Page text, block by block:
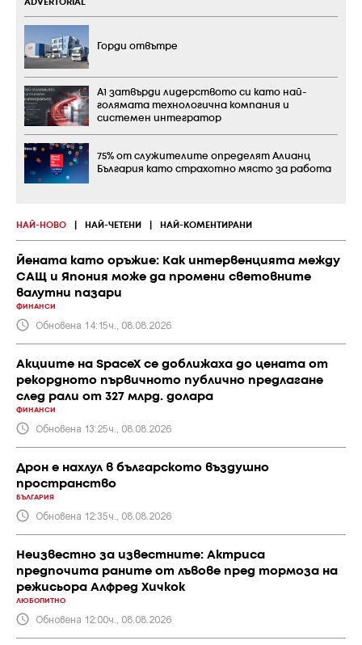
НАЙ-НОВО НАЙ-ЧЕТЕНИ НАЙ-КОМЕНТИРАНИ
Йената като оръжие: Как интервенцията между
САЩ и Япония може да промени световните
валутни пазари
ФИНАНСИ
Обновена 14:15ч., 08.08.2026
Акциите на SpaceX се доближаха до цената от
рекордното първичното публично предлагане
след рали от 327 млрд. долара
ФИНАНСИ
Обновена 13:25ч., 08.08.2026
Дрон е нахлул в българското въздушно
пространство
БЪЛГАРИЯ
Обновена 12:35ч., 08.08.2026
Неизвестно за известните: Актриса
предпочита раните от лъвове пред тормоза на
режисьора Алфред Хичкок
ЛЮБОПИТНО
Обновена 12:00ч., 08.08.2026
ADVERTORIAL
Горди отвътре
А1 затвърди лидерството си като най-
голямата технологична компания и
системен интегратор
75% от служителите определят Алианц
България като страхотно място за работа